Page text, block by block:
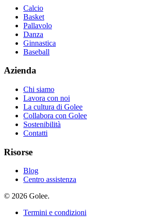
Calcio
Basket
Pallavolo
Danza
Ginnastica
Baseball
Azienda
Chi siamo
Lavora con noi
La cultura di Golee
Collabora con Golee
Sostenibilità
Contatti
Risorse
Blog
Centro assistenza
© 2026 Golee.
Termini e condizioni